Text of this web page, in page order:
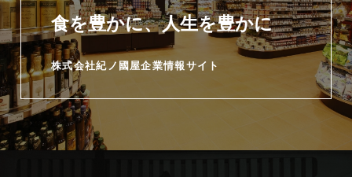
食を豊かに、人生を豊かに
株式会社紀ノ國屋企業情報サイト